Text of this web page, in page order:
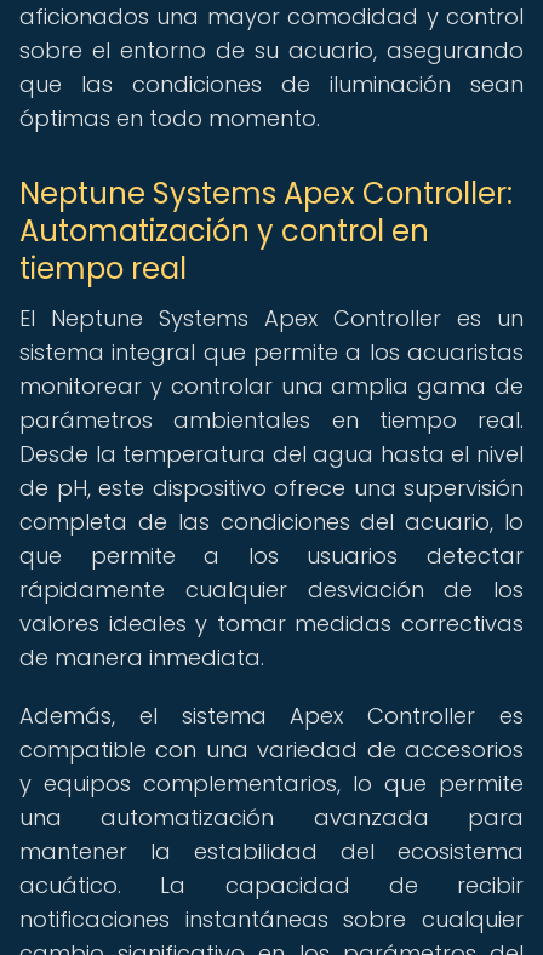
aficionados una mayor comodidad y control
sobre el entorno de su acuario, asegurando
que las condiciones de iluminación sean
óptimas en todo momento.
Neptune Systems Apex Controller:
Automatización y control en
tiempo real
El Neptune Systems Apex Controller es un
sistema integral que permite a los acuaristas
monitorear y controlar una amplia gama de
parámetros ambientales en tiempo real.
Desde la temperatura del agua hasta el nivel
de pH, este dispositivo ofrece una supervisión
completa de las condiciones del acuario, lo
que permite a los usuarios detectar
rápidamente cualquier desviación de los
valores ideales y tomar medidas correctivas
de manera inmediata.
Además, el sistema Apex Controller es
compatible con una variedad de accesorios
y equipos complementarios, lo que permite
una automatización avanzada para
mantener la estabilidad del ecosistema
acuático. La capacidad de recibir
notificaciones instantáneas sobre cualquier